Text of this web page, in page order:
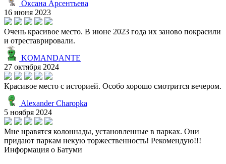
Оксана Арсентьева
16 июня 2023
Очень красивое место. В июне 2023 года их заново покрасили
и отреставрировали.
KOMANDANTE
27 октября 2024
Красивое место с историей. Особо хорошо смотрится вечером.
Alexander Charopka
5 ноября 2024
Мне нравятся колоннады, установленные в парках. Они
придают паркам некую торжественность! Рекомендую!!!
Информация о Батуми